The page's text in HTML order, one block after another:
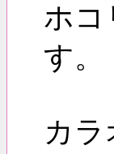
ホコ
す。
カ